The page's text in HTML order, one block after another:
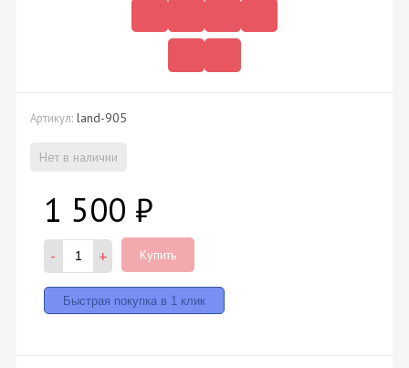
Артикул: land-905
Нет в наличии
1 500 ₽
- + Купить